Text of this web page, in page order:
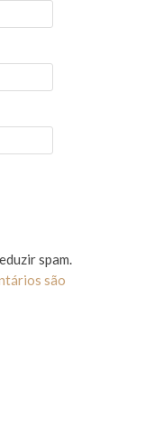
spam.
são